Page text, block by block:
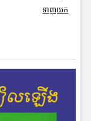
ទាញយក